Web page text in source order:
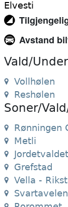
Elvesti
Avstand
Vald/
Vollhølen
Reshølen
Soner/
Rønningen
Metli
Jordetvaldet
Grefstad
Vella -